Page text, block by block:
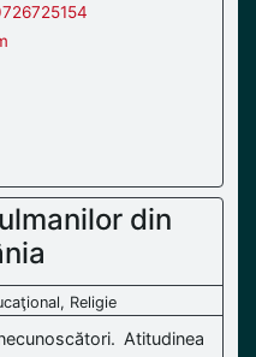
din
Religie
Atitudinea